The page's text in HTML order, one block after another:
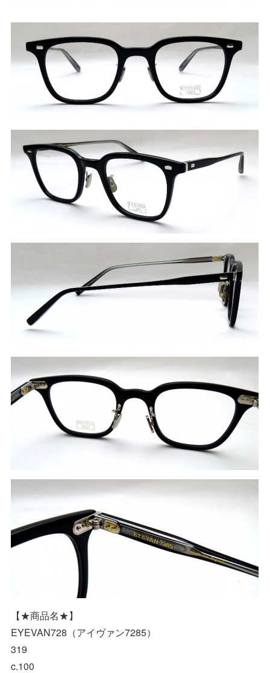
【★商品名★】
EYEVAN728（アイヴァン7285）
319
c.100